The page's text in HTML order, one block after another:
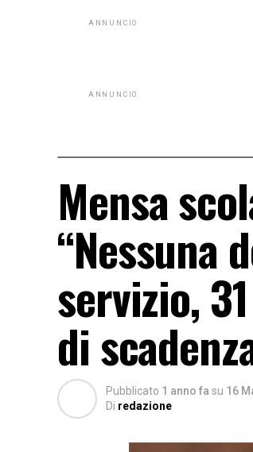
ANNUNCIO
ANNUNCIO
Mensa
“Nessuna
servizio,
di
Pubblicato 1 anno fa su 16
Di redazione